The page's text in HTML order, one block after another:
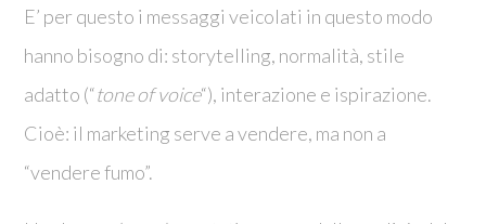
E’ per questo i messaggi veicolati in questo modo
hanno bisogno di: storytelling, normalità, stile
adatto (“tone of voice“), interazione e ispirazione.
Cioè: il marketing serve a vendere, ma non a
“vendere fumo”.